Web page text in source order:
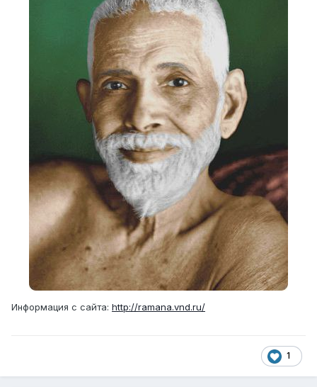
Информация с сайта: http://ramana.vnd.ru/
1